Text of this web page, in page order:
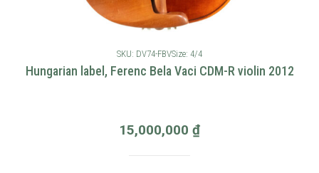
SKU: DV74-FBVSize: 4/4
Hungarian label, Ferenc Bela Vaci CDM-R violin 2012
15,000,000 ₫